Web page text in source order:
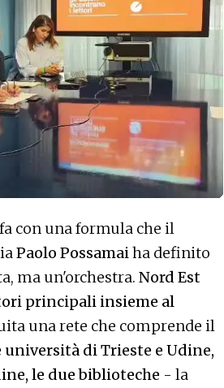
con una formula che il
Paolo Possamaiha definito
ma un'orchestra. Nord Est
principali insieme al
una rete che comprende il
università di Trieste e Udine,
le due biblioteche - la